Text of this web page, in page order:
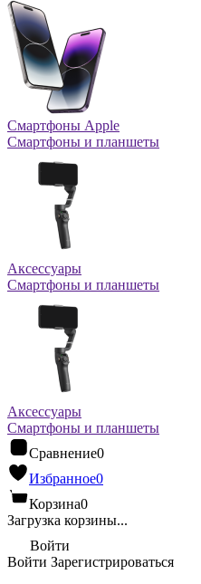
Смартфоны Apple
Смартфоны и планшеты
Аксессуары
Смартфоны и планшеты
Аксессуары
Смартфоны и планшеты
Сравнение0
Избранное0
Корзина0
Загрузка корзины...
Войти
Войти Зарегистрироваться